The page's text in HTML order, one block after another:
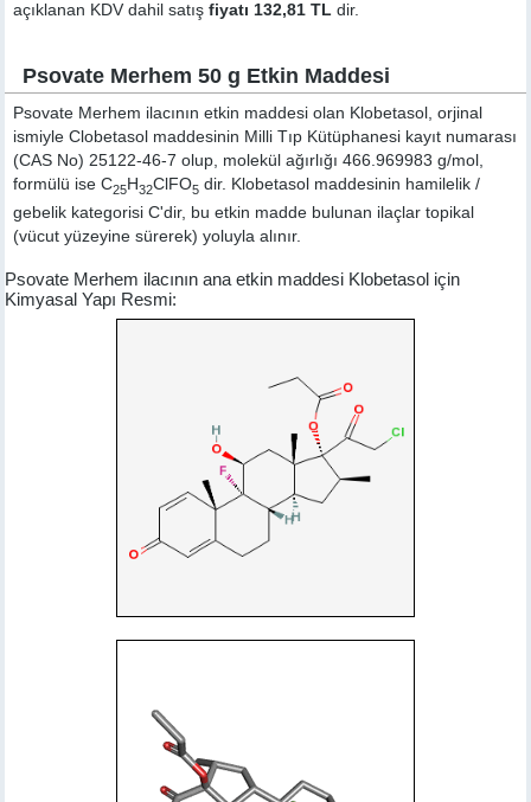
açıklanan KDV dahil satışfiyatı 132,81 TL dir.
Psovate Merhem 50 g Etkin Maddesi
Psovate Merhem ilacının etkin maddesi olan Klobetasol, orjinal
ismiyleClobetasol maddesinin Milli Tıp Kütüphanesi kayıt numarası
(CAS No) 25122-46-7 olup, molekül ağırlığı 466.969983 g/mol,
formülü ise C25H32ClFO5 dir. Klobetasol maddesinin hamilelik /
gebelik kategorisi C'dir, bu etkin madde bulunan ilaçlar topikal
(vücut yüzeyine sürerek) yoluyla alınır.
Psovate Merhem ilacının ana etkin maddesi Klobetasol için
Kimyasal Yapı Resmi: